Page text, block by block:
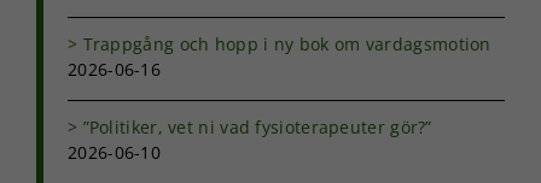
Trappgång och hopp i ny bok om vardagsmotion
2026-06-16
”Politiker, vet ni vad fysioterapeuter gör?”
2026-06-10